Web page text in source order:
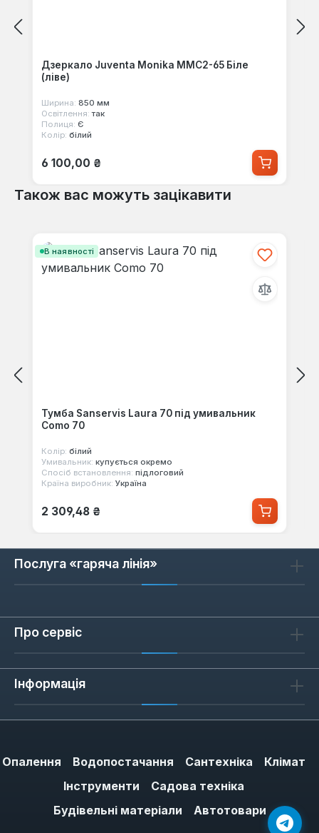
Дзеркало Juventa Monika MMC2-65 Біле
(ліве)
Ширина: 850 мм
Освітлення: так
Полиця: Є
Колір: білий
Звичайна ціна:
6 100,00 ₴
Також вас можуть зацікавити
В наявності
Тумба Sanservis Laura 70 під умивальник
Como 70
Колір: білий
Умивальник: купується окремо
Спосіб встановлення: підлоговий
Країна виробник: Україна
Звичайна ціна:
2 309,48 ₴
Послуга «гаряча лінія»
Про сервіс
Інформація
Опалення Водопостачання Сантехніка
Клімат
Інструменти
Садова техніка
Будівельні матеріали
Автотовари